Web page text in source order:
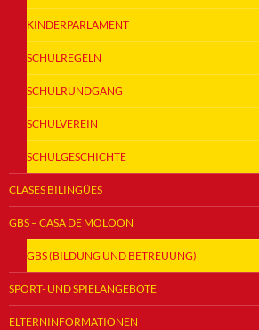
KINDERPARLAMENT
SCHULREGELN
SCHULRUNDGANG
SCHULVEREIN
SCHULGESCHICHTE
CLASES BILINGÜES
GBS – CASA DE MOLOON
GBS (BILDUNG UND BETREUUNG)
SPORT- UND SPIELANGEBOTE
ELTERNINFORMATIONEN